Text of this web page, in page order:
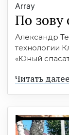
Array
По зову
Александр
технологии
«Юный
Читать далее